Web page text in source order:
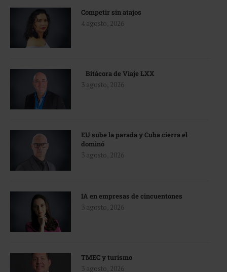
Competir sin atajos
4 agosto, 2026
Bitácora de Viaje LXX
3 agosto, 2026
EU sube la parada y Cuba cierra el
dominó
3 agosto, 2026
IA en empresas de cincuentones
3 agosto, 2026
TMEC y turismo
3 agosto, 2026